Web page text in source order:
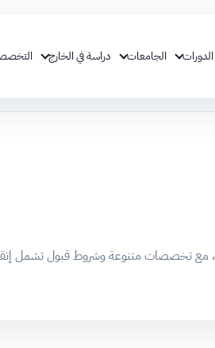
الدورات الجامعات دراسة في الخارج
قبول تشمل إتقان اللغة الفرنسية، وتمتد المدة من 3